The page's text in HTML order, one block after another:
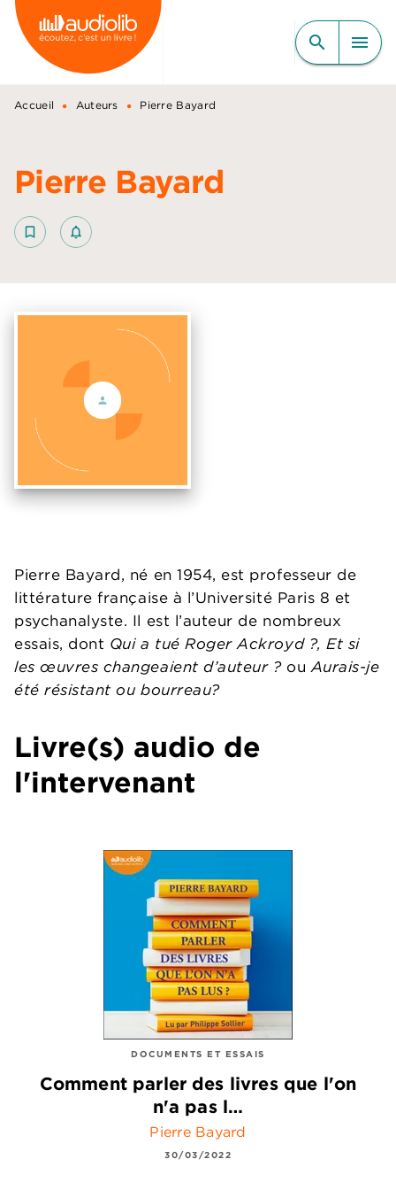
MENU RECHERCHE
CONTENU
PIED DE PAGE
search menu
Accueil • Auteurs • Pierre Bayard
Pierre Bayard
bookmark_border notifications_none_outlined
Pierre Bayard, né en 1954, est professeur de
littérature française à l’Université Paris 8 et
psychanalyste. Il est l’auteur de nombreux
essais, dont Qui a tué Roger Ackroyd ?, Et si
les œuvres changeaient d’auteur ? ouAurais-je
été résistant ou bourreau?
Livre(s) audio de
l'intervenant
DOCUMENTS ET ESSAIS
Comment parler des livres que l'on
n'a pas l…
Pierre Bayard
30/03/2022